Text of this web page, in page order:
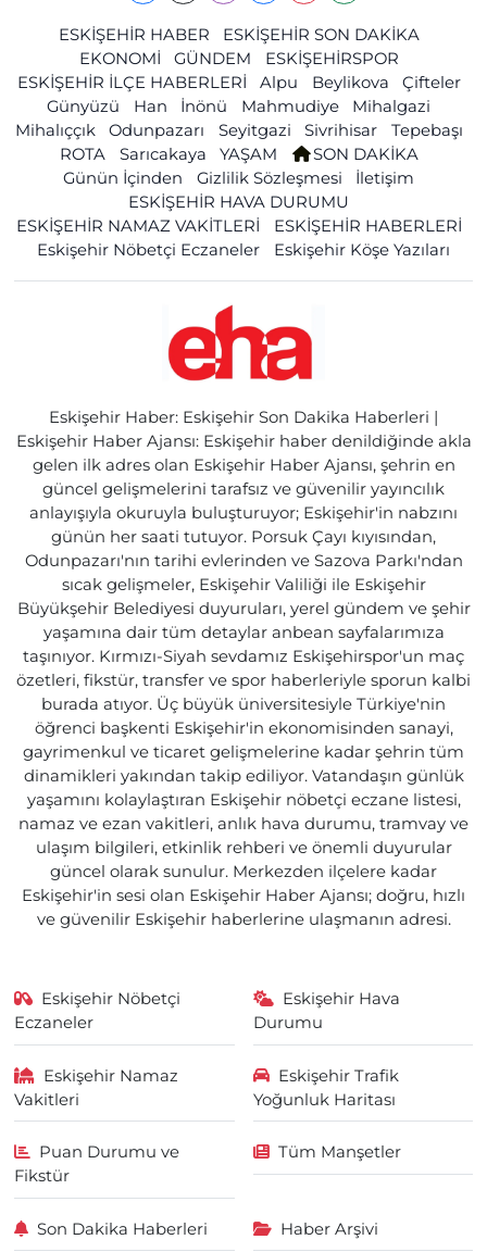
ESKİŞEHİR HABER
ESKİŞEHİR SON DAKİKA
EKONOMİ
GÜNDEM
ESKİŞEHİRSPOR
ESKİŞEHİR İLÇE HABERLERİ
Alpu Beylikova
Çifteler
Günyüzü
Han İnönü Mahmudiye
Mihalgazi
Mihalıççık
Odunpazarı Seyitgazi Sivrihisar
Tepebaşı
ROTA
Sarıcakaya YAŞAM
SON DAKİKA
Günün İçinden
Gizlilik Sözleşmesi
İletişim
ESKİŞEHİR HAVA DURUMU
ESKİŞEHİR NAMAZ VAKİTLERİ
ESKİŞEHİR HABERLERİ
Eskişehir Nöbetçi Eczaneler
Eskişehir Köşe Yazıları
Eskişehir Haber: Eskişehir Son Dakika Haberleri |
Eskişehir Haber Ajansı: Eskişehir haber denildiğinde akla
gelen ilk adres olan Eskişehir Haber Ajansı, şehrin en
güncel gelişmelerini tarafsız ve güvenilir yayıncılık
anlayışıyla okuruyla buluşturuyor; Eskişehir'in nabzını
günün her saati tutuyor. Porsuk Çayı kıyısından,
Odunpazarı'nın tarihi evlerinden ve Sazova Parkı'ndan
sıcak gelişmeler, Eskişehir Valiliği ile Eskişehir
Büyükşehir Belediyesi duyuruları, yerel gündem ve şehir
yaşamına dair tüm detaylar anbean sayfalarımıza
taşınıyor. Kırmızı-Siyah sevdamız Eskişehirspor'un maç
özetleri, fikstür, transfer ve spor haberleriyle sporun kalbi
burada atıyor. Üç büyük üniversitesiyle Türkiye'nin
öğrenci başkenti Eskişehir'in ekonomisinden sanayi,
gayrimenkul ve ticaret gelişmelerine kadar şehrin tüm
dinamikleri yakından takip ediliyor. Vatandaşın günlük
yaşamını kolaylaştıran Eskişehir nöbetçi eczane listesi,
namaz ve ezan vakitleri, anlık hava durumu, tramvay ve
ulaşım bilgileri, etkinlik rehberi ve önemli duyurular
güncel olarak sunulur. Merkezden ilçelere kadar
Eskişehir'in sesi olan Eskişehir Haber Ajansı; doğru, hızlı
ve güvenilir Eskişehir haberlerine ulaşmanın adresi.
Eskişehir Nöbetçi
Eczaneler
Eskişehir Hava
Durumu
Eskişehir Namaz
Vakitleri
Eskişehir Trafik
Yoğunluk Haritası
Puan Durumu ve
Fikstür
Tüm Manşetler
Son Dakika Haberleri Haber Arşivi